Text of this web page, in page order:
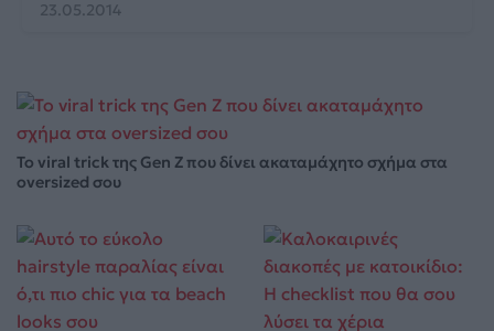
23.05.2014
Το viral trick της Gen Z που δίνει ακαταμάχητο σχήμα στα
oversized σου